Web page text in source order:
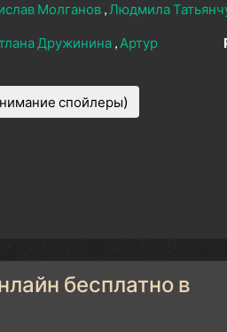
Молганов Людмила
Дружинина Артур
спойлеры)
бесплатно в